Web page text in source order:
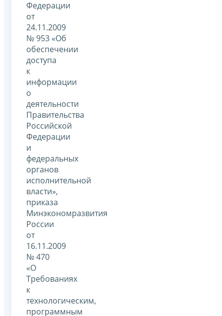
Федерации
от
24.11.2009
№ 953 «Об
обеспечении
доступа
к
информации
о
деятельности
Правительства
Российской
Федерации
и
федеральных
органов
исполнительной
власти»,
приказа
Минэкономразвития
России
от
16.11.2009
№ 470
«О
Требованиях
к
технологическим,
программным